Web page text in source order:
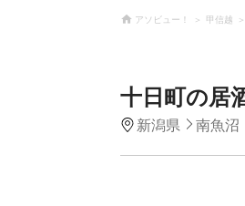
アソビュー！ 甲信越
十日町の居
新潟県 南魚沼